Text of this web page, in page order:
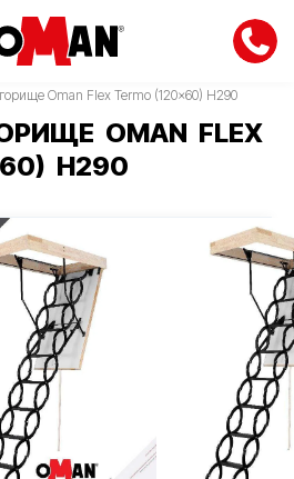
Oman Flex Termo (120×60) H290
OMAN FLEX
H290